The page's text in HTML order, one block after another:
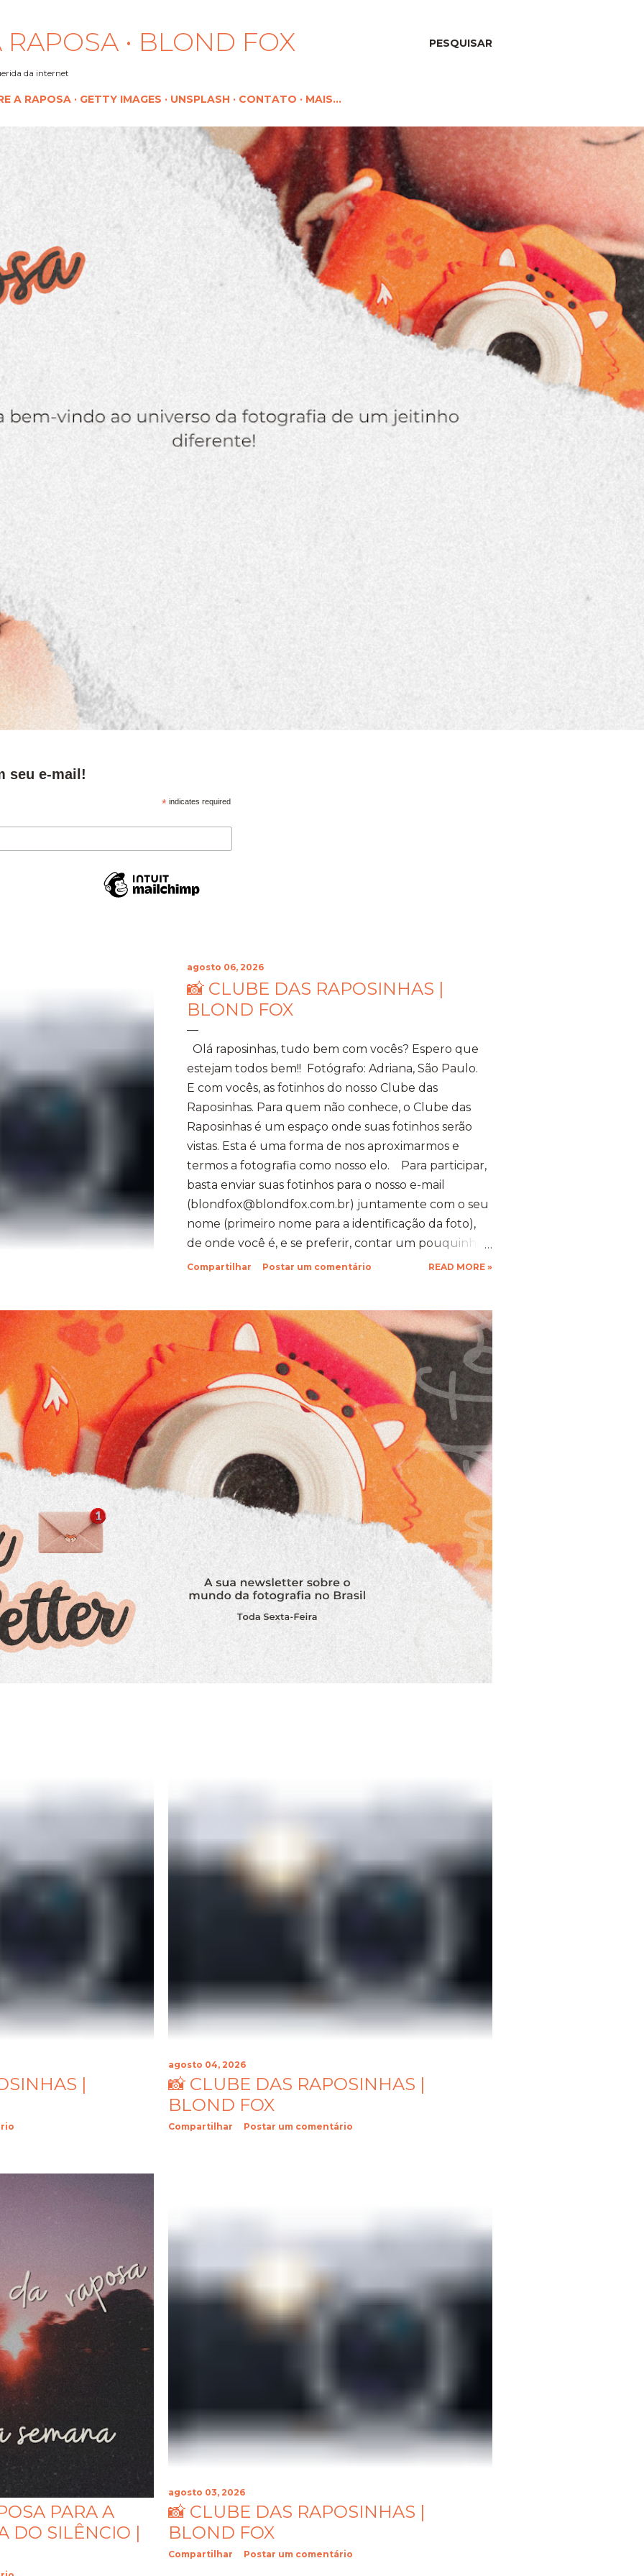
PESQUISAR
• BLOND FOX
da internet
A RAPOSA GETTY IMAGES UNSPLASH CONTATO MAIS…
seu e-mail!
*indicates required
agosto 06, 2026
📸 CLUBE DAS RAPOSINHAS |
BLOND FOX
Olá raposinhas, tudo bem com vocês? Espero que
estejam todos bem!! Fotógrafo: Adriana, São Paulo.
E com vocês, as fotinhos do nosso Clube das
Raposinhas. Para quem não conhece, o Clube das
Raposinhas é um espaço onde suas fotinhos serão
vistas. Esta é uma forma de nos aproximarmos e
termos a fotografia como nosso elo. Para participar,
basta enviar suas fotinhos para o nosso e-mail
(blondfox@blondfox.com.br) juntamente com o seu
nome (primeiro nome para a identificação da foto),
de onde você é, e se preferir, contar um pouquinho
sobre suas fotinhos. Fique a vontade! Ficarei muito
Compartilhar Postar um comentário READ MORE »
|
agosto 04, 2026
📸 CLUBE DAS RAPOSINHAS |
BLOND FOX
Compartilhar Postar um comentário
PARA A
DO SILÊNCIO |
agosto 03, 2026
📸 CLUBE DAS RAPOSINHAS |
BLOND FOX
Compartilhar Postar um comentário